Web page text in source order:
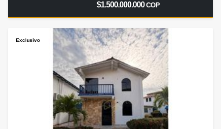
$1.500.000.000COP
Exclusivo